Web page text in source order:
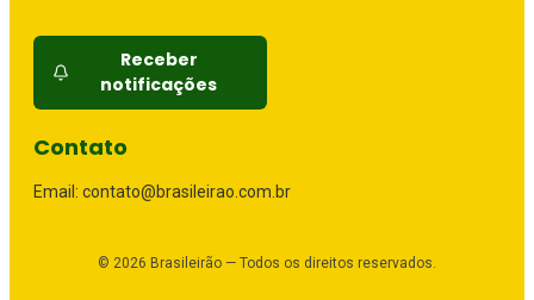
Receber
notificações
Contato
Email: contato@brasileirao.com.br
© 2026 Brasileirão — Todos os direitos reservados.